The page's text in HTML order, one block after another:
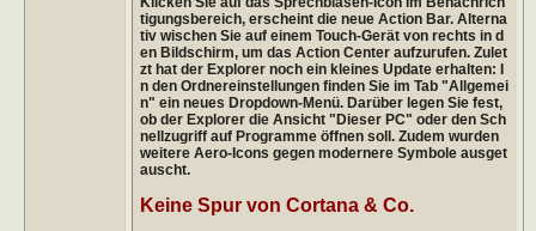
tigungsbereich, erscheint die neue Action Bar. Alterna
tiv wischen Sie auf einem Touch-Gerät von rechts in d
en Bildschirm, um das Action Center aufzurufen. Zulet
zt hat der Explorer noch ein kleines Update erhalten: I
n den Ordnereinstellungen finden Sie im Tab "Allgemei
n" ein neues Dropdown-Menü. Darüber legen Sie fest,
ob der Explorer die Ansicht "Dieser PC" oder den Sch
nellzugriff auf Programme öffnen soll. Zudem wurden
weitere Aero-Icons gegen modernere Symbole ausget
auscht.
Keine Spur von Cortana & Co.